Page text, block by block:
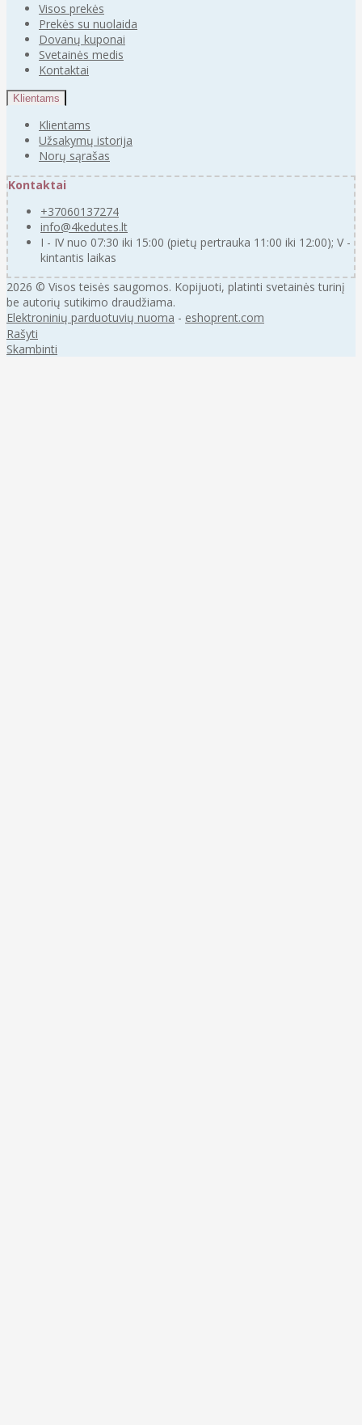
Visos prekės
Prekės su nuolaida
Dovanų kuponai
Svetainės medis
Kontaktai
Klientams
Klientams
Užsakymų istorija
Norų sąrašas
Kontaktai
+37060137274
info@4kedutes.lt
I - IV nuo 07:30 iki 15:00 (pietų pertrauka 11:00 iki 12:00); V -
kintantis laikas
2026 © Visos teisės saugomos. Kopijuoti, platinti svetainės turinį
be autorių sutikimo draudžiama.
Elektroninių parduotuvių nuoma - eshoprent.com
Rašyti
Skambinti